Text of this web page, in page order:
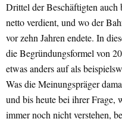
Drittel der Beschäftigten
netto verdient, und wo der
vor zehn Jahren endete. In
die Begründungsformel von
etwas anders auf als
Was die Meinungspräger
und bis heute bei ihrer Frage,
immer noch nicht verstehen,